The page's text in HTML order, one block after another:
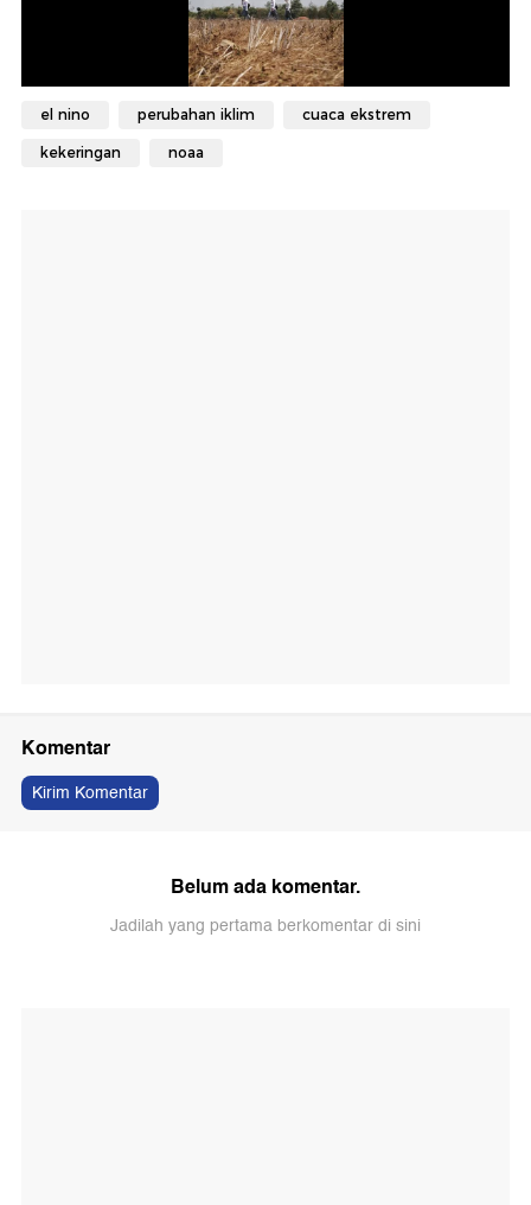
el nino perubahan iklim cuaca ekstrem
kekeringan noaa
Komentar
Kirim Komentar
Belum ada komentar.
Jadilah yang pertama berkomentar di sini